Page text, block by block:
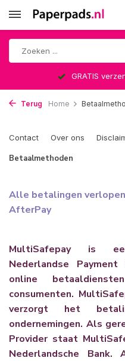
GRATIS
Terug Home
Contact Over ons
Betaalmethoden
Alle betalingen
AfterPay
MultiSafepay is
Nederlandse
online
consumenten.
verzorgt het
ondernemingen. Als
Provider staat
Nederlandsche Bank.